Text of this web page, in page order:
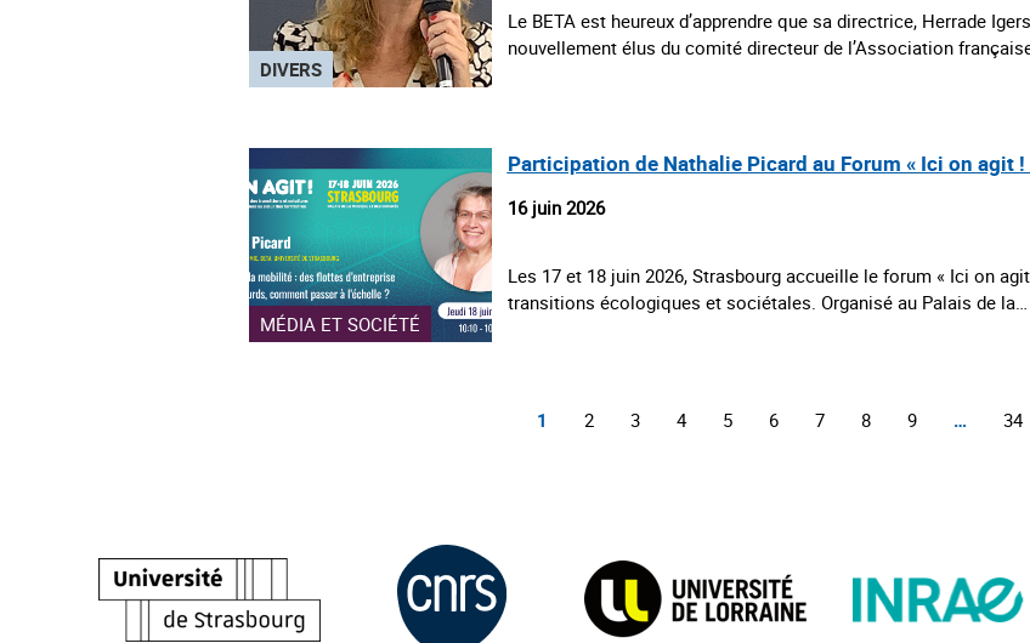
DIVERS
Le BETA est heureux d’apprendre que sa directrice, Herrade
nouvellement élus du comité directeur de l’Association
MÉDIA ET SOCIÉTÉ
Participation de Nathalie Picard au Forum « Ici on agit !
16 juin 2026
Les 17 et 18 juin 2026, Strasbourg accueille le forum « Ici on
transitions écologiques et sociétales. Organisé au Palais de la…
1 2 3 4 5 6 7 8 9 … 34